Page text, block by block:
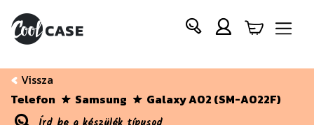
Vissza
Telefon
Samsung Galaxy A02 (SM-A022F)